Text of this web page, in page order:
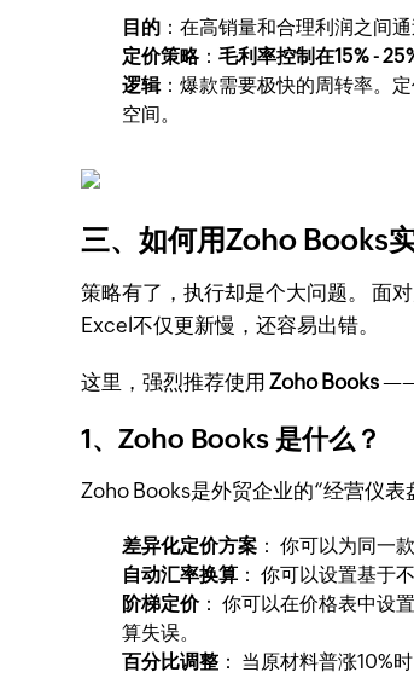
目的 ：在高销量和合理利润之间通
定价策略：毛利率控制在15% -
逻辑：爆款需要极快的周转率。
空间。
三、如何用Zoho Books
策略有了，执行却是个大问题。 面
Excel不仅更新慢，还容易出错。
这里，强烈推荐使用Zoho Books——
1、Zoho Books 是什么？
Zoho Books是外贸企业的“经营仪表
差异化定价方案 ： 你可以为同一
自动汇率换算 ： 你可以设置基于
阶梯定价： 你可以在价格表中设
算失误。
百分比调整 ： 当原材料普涨10%